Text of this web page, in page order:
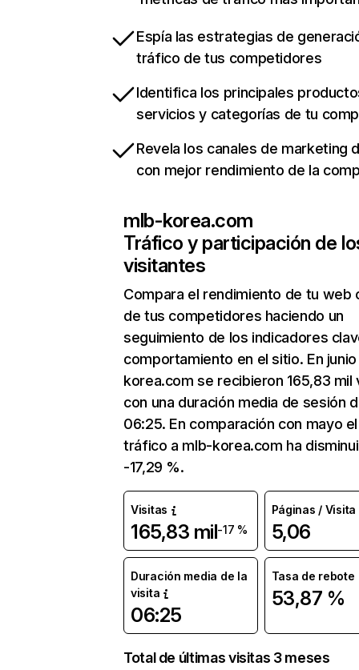
Espía las estrategias de
tráfico de tus competidores
Identifica los principales
servicios y categorías de tu
Revela los canales de marketing
con mejor rendimiento de la
mlb-korea.com
Tráfico y participación de
visitantes
Compara el rendimiento de tu web
de tus competidores haciendo un
seguimiento de los indicadores
comportamiento en el sitio. En
korea.com se recibieron 165,83 mil
con una duración media de sesión
06:25. En comparación con mayo el
tráfico a mlb-korea.com ha
-17,29 %.
Visitas
165,83 mil-17 %
Páginas / Visita
5,06
Duración media de la
visita
06:25
Tasa de rebote
53,87 %
Total de últimas visitas 3 meses